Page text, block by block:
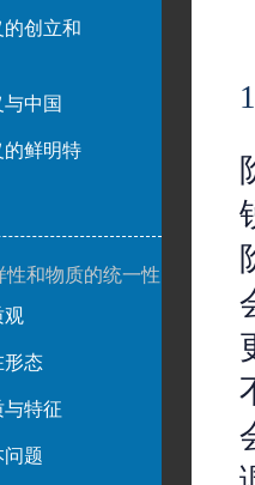
创立和
中国
鲜明特
性和物质的统一性
观
形态
特征
问题